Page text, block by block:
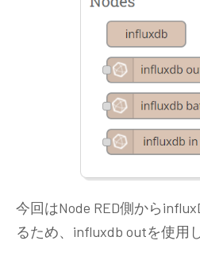
今回はNode RED側から
るため、influxdb outを使用